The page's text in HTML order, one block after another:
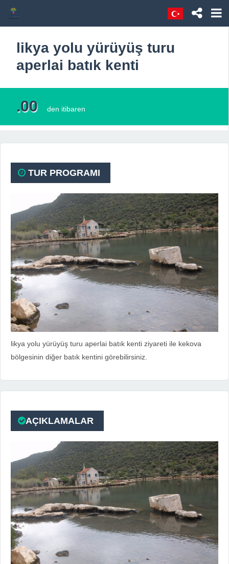
likya yolu yürüyüş turu
aperlai batık kenti
.00 den itibaren
TUR PROGRAMI
likya yolu yürüyüş turu aperlai batık kenti ziyareti ile kekova
bölgesinin diğer batık kentini görebilirsiniz.
AÇIKLAMALAR